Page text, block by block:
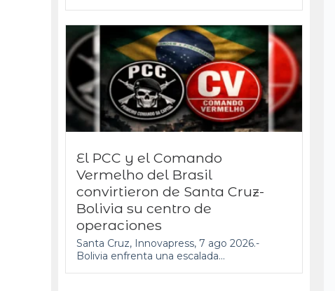
El PCC y el Comando
Vermelho del Brasil
convirtieron de Santa Cruz-
Bolivia su centro de
operaciones
Santa Cruz, Innovapress, 7 ago 2026.-
Bolivia enfrenta una escalada...